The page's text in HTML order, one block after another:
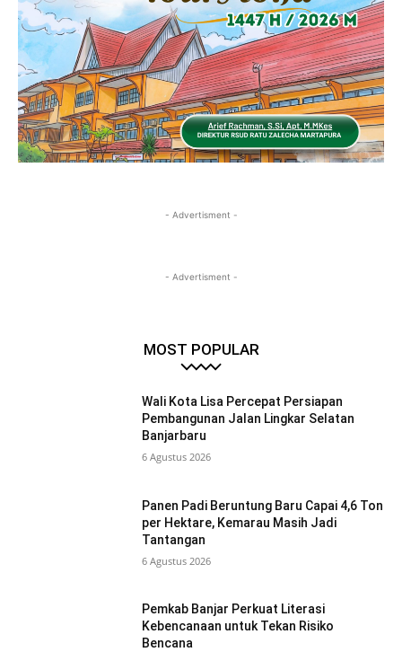
- Advertisment -
- Advertisment -
MOST POPULAR
Wali Kota Lisa Percepat Persiapan
Pembangunan Jalan Lingkar Selatan
Banjarbaru
6 Agustus 2026
Panen Padi Beruntung Baru Capai 4,6 Ton
per Hektare, Kemarau Masih Jadi
Tantangan
6 Agustus 2026
Pemkab Banjar Perkuat Literasi
Kebencanaan untuk Tekan Risiko
Bencana